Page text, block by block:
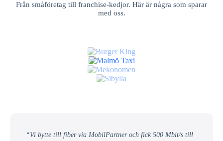
Från småföretag till franchise-kedjor. Här är några som sparar
med oss.
“Vi bytte till fiber via MobilPartner och fick 500 Mbit/s till